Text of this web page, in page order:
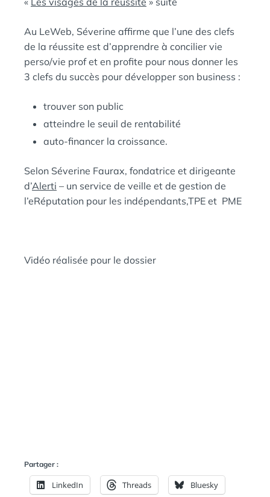
E
H
I
M
I
A
S
Au LeWeb, Séverine affirme que l’une des clefs
de la réussite est d’apprendre à concilier vie
perso/vie prof et en profite pour nous donner les
3 clefs du succès pour développer son business :
trouver son public
atteindre le seuil de rentabilité
auto-financer la croissance.
Selon Séverine Faurax, fondatrice et dirigeante
d’Alerti – un service de veille et de gestion de
l’eRéputation pour les indépendants,TPE et PME
Vidéo réalisée pour le dossier
Partager :
LinkedIn Threads Bluesky